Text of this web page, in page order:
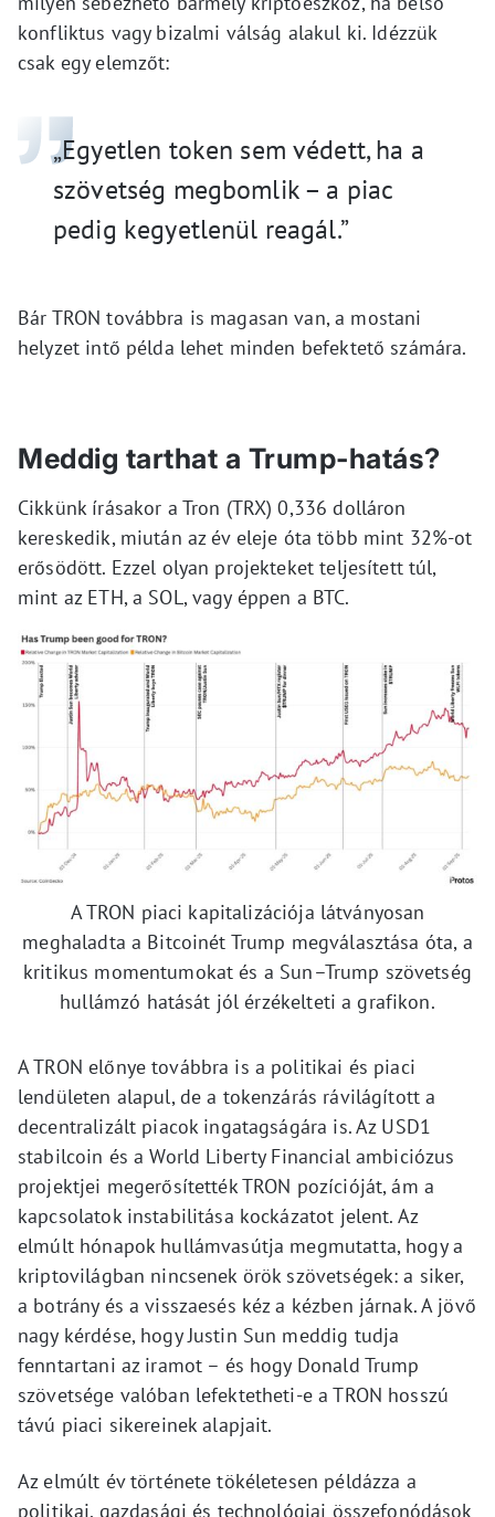
konfliktus vagy bizalmi válság alakul ki. Idézzük
csak egy elemzőt:
„Egyetlen token sem védett, ha a
szövetség megbomlik – a piac
pedig kegyetlenül reagál.”
Bár TRON továbbra is magasan van, a mostani
helyzet intő példa lehet minden befektető számára.
Meddig tarthat a Trump-hatás?
Cikkünk írásakor a Tron (TRX) 0,336 dolláron
kereskedik, miután az év eleje óta több mint 32%-ot
erősödött. Ezzel olyan projekteket teljesített túl,
mint az ETH, a SOL, vagy éppen a BTC.
A TRON piaci kapitalizációja látványosan
meghaladta a Bitcoinét Trump megválasztása óta, a
kritikus momentumokat és a Sun–Trump szövetség
hullámzó hatását jól érzékelteti a grafikon.
A TRON előnye továbbra is a politikai és piaci
lendületen alapul, de a tokenzárás rávilágított a
decentralizált piacok ingatagságára is. Az USD1
stabilcoin és a World Liberty Financial ambiciózus
projektjei megerősítették TRON pozícióját, ám a
kapcsolatok instabilitása kockázatot jelent. Az
elmúlt hónapok hullámvasútja megmutatta, hogy a
kriptovilágban nincsenek örök szövetségek: a siker,
a botrány és a visszaesés kéz a kézben járnak. A jövő
nagy kérdése, hogy Justin Sun meddig tudja
fenntartani az iramot – és hogy Donald Trump
szövetsége valóban lefektetheti-e a TRON hosszú
távú piaci sikereinek alapjait.
Az elmúlt év története tökéletesen példázza a
politikai, gazdasági és technológiai összefonódások